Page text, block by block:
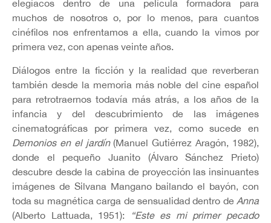
elegíacos dentro de una película formadora para
muchos de nosotros o, por lo menos, para cuantos
cinéfilos nos enfrentamos a ella, cuando la vimos por
primera vez, con apenas veinte años.
Diálogos entre la ficción y la realidad que reverberan
también desde la memoria más noble del cine español
para retrotraernos todavía más atrás, a los años de la
infancia y del descubrimiento de las imágenes
cinematográficas por primera vez, como sucede en
Demonios en el jardín(Manuel Gutiérrez Aragón, 1982),
donde el pequeño Juanito (Álvaro Sánchez Prieto)
descubre desde la cabina de proyección las insinuantes
imágenes de Silvana Mangano bailando el bayón, con
toda su magnética carga de sensualidad dentro de Anna
(Alberto Lattuada, 1951):
“Este es mi primer pecado